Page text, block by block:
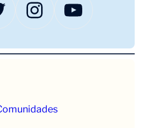
Instagram YouTube